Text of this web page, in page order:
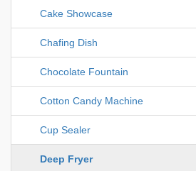
Cake Showcase
Chafing Dish
Chocolate Fountain
Cotton Candy Machine
Cup Sealer
Deep Fryer